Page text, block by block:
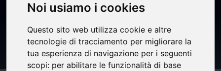
Noi usiamo i cookies
Questo sito web utilizza cookie e altre
tecnologie di tracciamento per migliorare la
tua esperienza di navigazione per i seguenti
scopi: per abilitare le funzionalità di base
annuale degli eventi societari
2026